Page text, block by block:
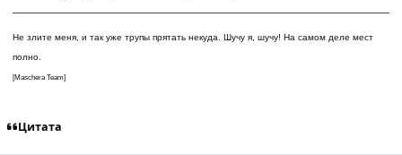
Не злите меня, и так уже трупы прятать некуда. Шучу я, шучу! На самом деле мест
полно.
[Maschera Team]
Цитата